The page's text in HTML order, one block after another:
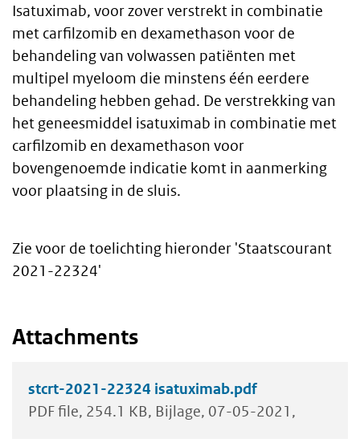
Body
text
Isatuximab, voor zover verstrekt in combinatie
met carfilzomib en dexamethason voor de
behandeling van volwassen patiënten met
multipel myeloom die minstens één eerdere
behandeling hebben gehad. De verstrekking van
het geneesmiddel isatuximab in combinatie met
carfilzomib en dexamethason voor
bovengenoemde indicatie komt in aanmerking
voor plaatsing in de sluis.
Zie voor de toelichting hieronder 'Staatscourant
2021-22324'
Attachments
stcrt-2021-22324 isatuximab.pdf
PDF file 254.1 KB Bijlage 07-05-2021